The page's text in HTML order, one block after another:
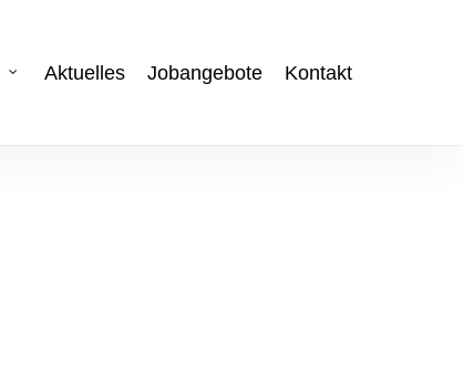
Aktuelles Jobangebote Kontakt